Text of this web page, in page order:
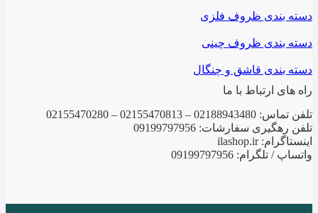
دسته بندی ظروف فلزی
دسته بندی ظروف چینی
دسته بندی قاشق و چنگال
راه های ارتباط با ما
تلفن تماس: 02188943480 – 02155470813 – 02155470280
تلفن رهگیری سفارشات: 09199797956
اینستاگرام: ilashop.ir
واتساپ / تلگرام: 09199797956